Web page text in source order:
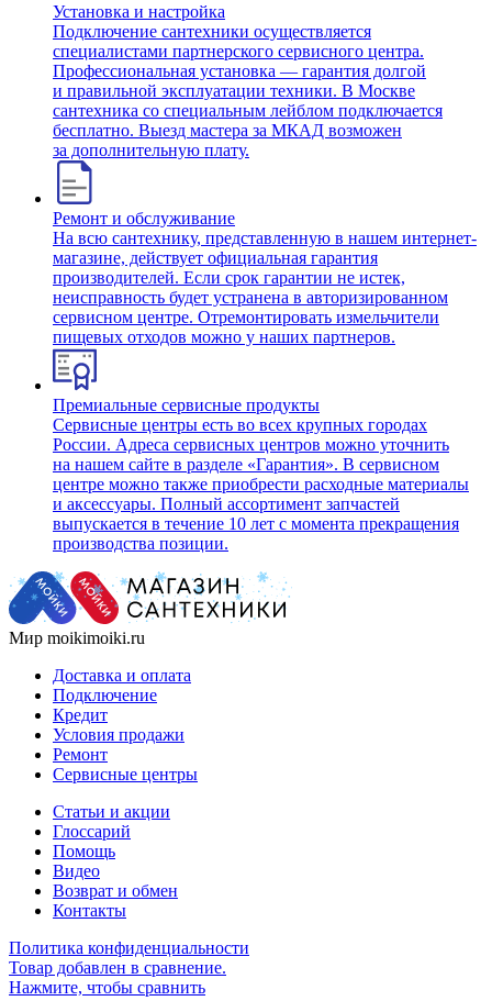
Установка и настройка
Подключение сантехники осуществляется
специалистами партнерского сервисного центра.
Профессиональная установка — гарантия долгой
и правильной эксплуатации техники. В Москве
сантехника со специальным лейблом подключается
бесплатно. Выезд мастера за МКАД возможен
за дополнительную плату.
Ремонт и обслуживание
На всю сантехнику, представленную в нашем интернет-
магазине, действует официальная гарантия
производителей. Если срок гарантии не истек,
неисправность будет устранена в авторизированном
сервисном центре. Отремонтировать измельчители
пищевых отходов можно у наших партнеров.
Премиальные сервисные продукты
Сервисные центры есть во всех крупных городах
России. Адреса сервисных центров можно уточнить
на нашем сайте в разделе «Гарантия». В сервисном
центре можно также приобрести расходные материалы
и аксессуары. Полный ассортимент запчастей
выпускается в течение 10 лет с момента прекращения
производства позиции.
Мир moikimoiki.ru
Доставка и оплата
Подключение
Кредит
Условия продажи
Ремонт
Сервисные центры
Статьи и акции
Глоссарий
Помощь
Видео
Возврат и обмен
Контакты
Политика конфиденциальности
Товар добавлен в сравнение.
Нажмите, чтобы сравнить